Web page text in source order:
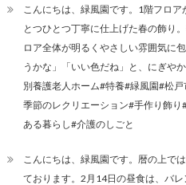
こんにちは、緑風園です。1階フロ
とつひとつ丁寧に仕上げた春の飾り
ロア全体が明るくやさしい雰囲気に
うかな」「いい色だね」と、にぎや
別養護老人ホーム#特養#緑風園#松
季節のレクリエーション#手作り飾
ある暮らし#介護のしごと
こんにちは、緑風園です。暦の上で
ております。2月14日の昼食は、バ